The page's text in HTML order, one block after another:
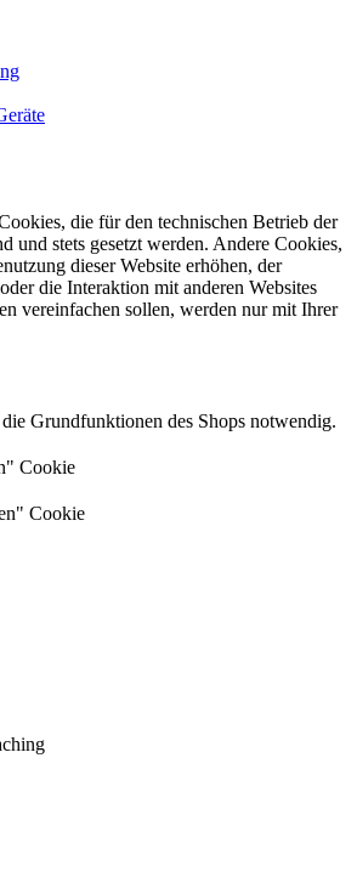
die für den technischen Betrieb der
und stets gesetzt werden. Andere Cookies,
dieser Website erhöhen, der
die Interaktion mit anderen Websites
vereinfachen sollen, werden nur mit Ihrer
Grundfunktionen des Shops notwendig.
Cookie
Cookie